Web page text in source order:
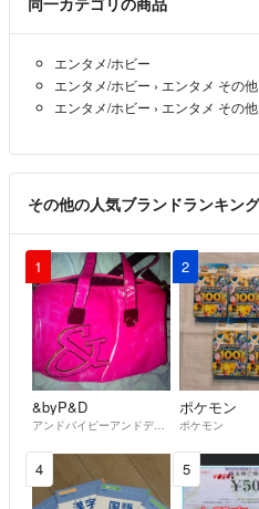
エンタメ/ホビー
エンタメ/ホビー › エンタメ その他
エンタメ/ホビー › エンタメ その他
その他の人気ブランドランキング
1
&byP&D
アンドバイピーアンドディー
2
ポケモン
ポケモン
4 5